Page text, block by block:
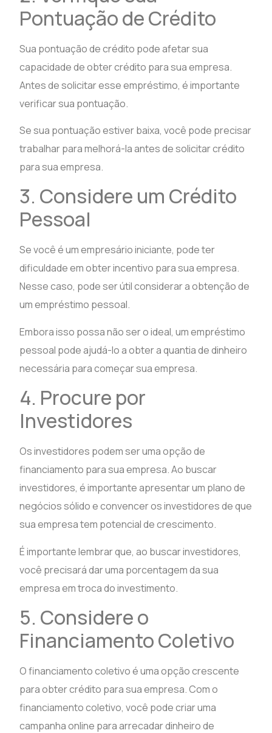
Pontuação de Crédito
Sua pontuação de crédito pode afetar sua
capacidade de obter crédito para sua empresa.
Antes de solicitar esse empréstimo, é importante
verificar sua pontuação.
Se sua pontuação estiver baixa, você pode precisar
trabalhar para melhorá-la antes de solicitar crédito
para sua empresa.
3. Considere um Crédito
Pessoal
Se você é um empresário iniciante, pode ter
dificuldade em obter incentivo para sua empresa.
Nesse caso, pode ser útil considerar a obtenção de
um empréstimo pessoal.
Embora isso possa não ser o ideal, um empréstimo
pessoal pode ajudá-lo a obter a quantia de dinheiro
necessária para começar sua empresa.
4. Procure por
Investidores
Os investidores podem ser uma opção de
financiamento para sua empresa. Ao buscar
investidores, é importante apresentar um plano de
negócios sólido e convencer os investidores de que
sua empresa tem potencial de crescimento.
É importante lembrar que, ao buscar investidores,
você precisará dar uma porcentagem da sua
empresa em troca do investimento.
5. Considere o
Financiamento Coletivo
O financiamento coletivo é uma opção crescente
para obter crédito para sua empresa. Com o
financiamento coletivo, você pode criar uma
campanha online para arrecadar dinheiro de